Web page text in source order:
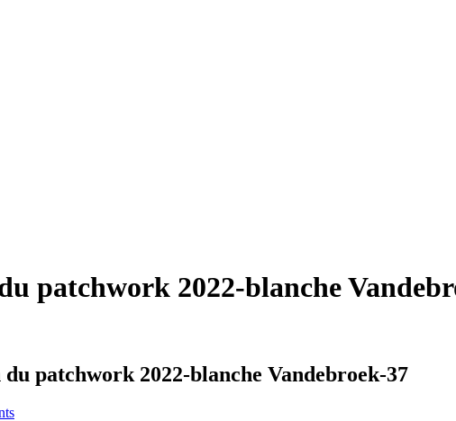
patchwork 2022-blanche
patchwork 2022-blanche Vandebroek-37